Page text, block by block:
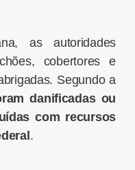
as autoridades
cobertores e
Segundo a
danificadas ou
com recursos
.